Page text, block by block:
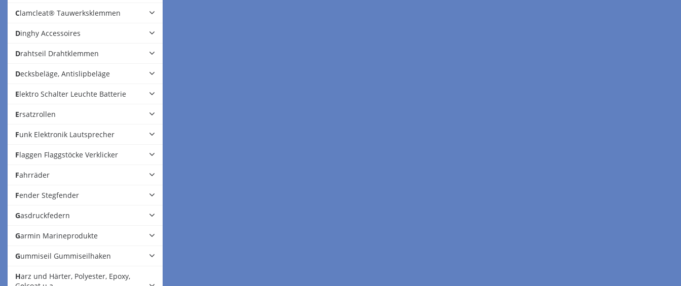
Clamcleat® Tauwerksklemmen
Dinghy Accessoires
Drahtseil Drahtklemmen
Decksbeläge, Antislipbeläge
Elektro Schalter Leuchte Batterie
Ersatzrollen
Funk Elektronik Lautsprecher
Flaggen Flaggstöcke Verklicker
Fahrräder
Fender Stegfender
Gasdruckfedern
Garmin Marineprodukte
Gummiseil Gummiseilhaken
Harz und Härter, Polyester, Epoxy,